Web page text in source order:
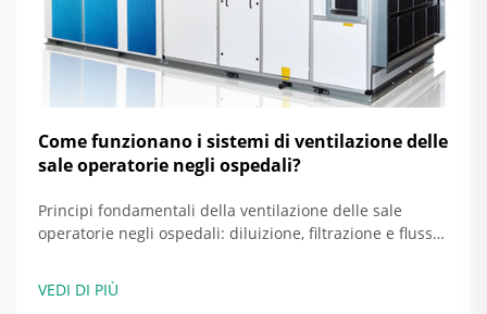
Come funzionano i sistemi di ventilazione delle
sale operatorie negli ospedali?
Principi fondamentali della ventilazione delle sale
operatorie negli ospedali: diluizione, filtrazione e flusso
operatorie negli ospedali odierni si basano su tre
approcci principali per mantenere i siti chirurgici liberi
VEDI DI PIÙ